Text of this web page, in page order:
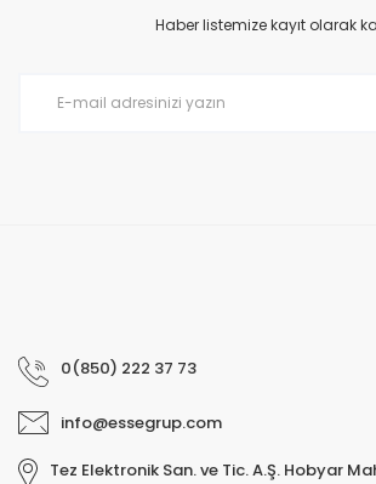
Haber listemize kayıt olarak
0(850) 222 37 73
info@essegrup.com
Tez Elektronik San. ve Tic. A.Ş. Hobyar